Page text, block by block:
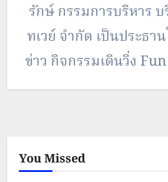
รักษ์ กรรมการบริหาร บ
ทเวย์ จำกัด เป็นประธา
ข่าว กิจกรรมเดินวิ่ง
Winter Day Chiang
มณฑลทหารบกที่ 33 พ.อ
You Missed